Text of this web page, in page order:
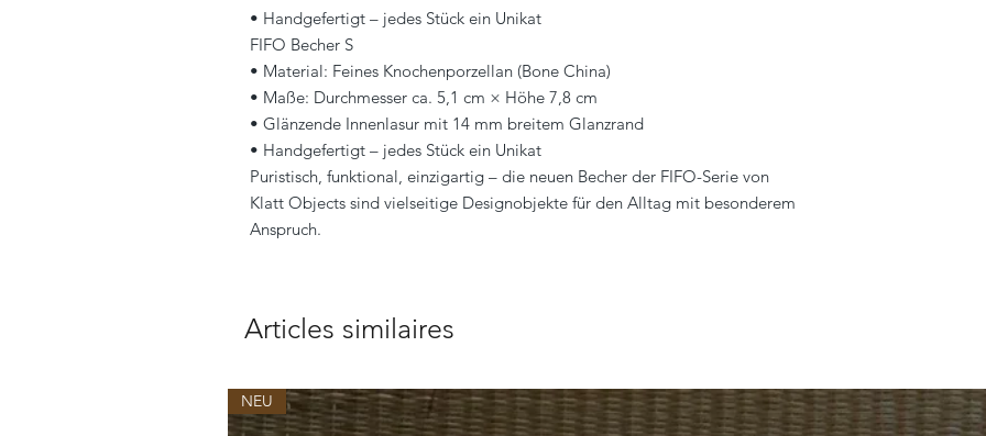
• Handgefertigt – jedes Stück ein Unikat
FIFO Becher S
• Material: Feines Knochenporzellan (Bone China)
• Maße: Durchmesser ca. 5,1 cm × Höhe 7,8 cm
• Glänzende Innenlasur mit 14 mm breitem Glanzrand
• Handgefertigt – jedes Stück ein Unikat
Puristisch, funktional, einzigartig – die neuen Becher der FIFO-Serie von
Klatt Objects sind vielseitige Designobjekte für den Alltag mit besonderem
Anspruch.
Articles similaires
NEU